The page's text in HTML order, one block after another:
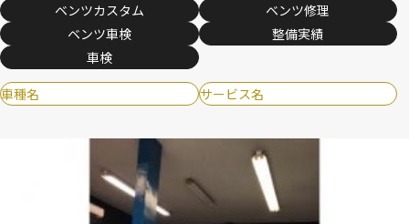
ベンツカスタム
ベンツ修理
ベンツ車検
整備実績
車検